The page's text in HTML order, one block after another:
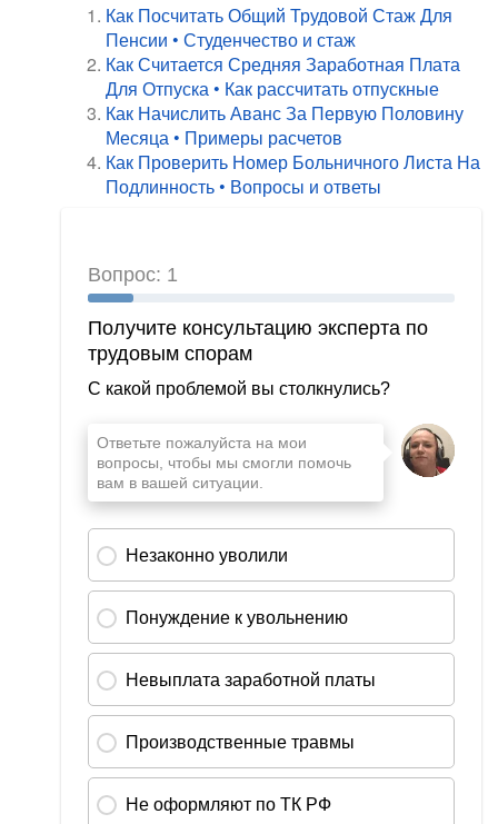
Как Посчитать Общий Трудовой Стаж Для
Пенсии • Студенчество и стаж
Как Считается Средняя Заработная Плата
Для Отпуска • Как рассчитать отпускные
Как Начислить Аванс За Первую Половину
Месяца • Примеры расчетов
Как Проверить Номер Больничного Листа На
Подлинность • Вопросы и ответы